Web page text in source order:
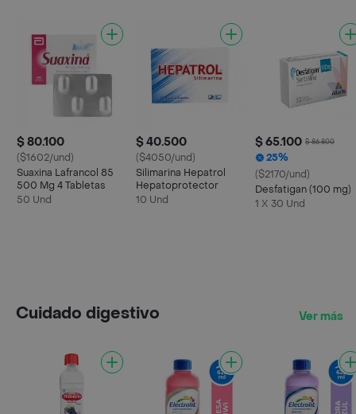
$ 80.100
($1602/und)
Suaxina Lafrancol 85
500 Mg 4 Tabletas
50 Und
$ 40.500
($4050/und)
Silimarina Hepatrol
Hepatoprotector
10 Und
$ 65.100 $ 86.800
25%
($2170/und)
Desfatigan (100 mg)
1 X 30 Und
Cuidado digestivo Ver más